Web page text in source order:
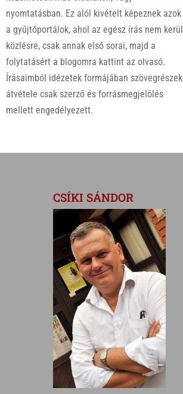
nyomtatásban. Ez alól kivételt képeznek azok
a gyűjtőportálok, ahol az egész írás nem kerül
közlésre, csak annak első sorai, majd a
folytatásért a blogomra kattint az olvasó.
Írásaimból idézetek formájában szövegrészek
átvétele csak szerző és forrásmegjelölés
mellett engedélyezett.
CSÍKI SÁNDOR